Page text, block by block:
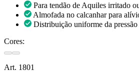
Para tendão de Aquiles irritado
Almofada no calcanhar para
Distribuição uniforme da pressão
Cores:
Art. 1801